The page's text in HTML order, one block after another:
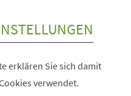
erklären Sie sich damit
verwendet.